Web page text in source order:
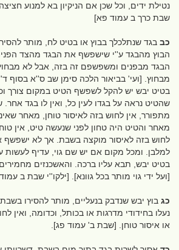
נטילת ידים, וכל שכן אם הניקיון בא למנוע
שבת כרך ב עמוד פא]
כב בגד שנתלכלך בבוץ או בטיט לח, מותר
הבוץ מהבגד ע''י שישפשף את הבגד מהצד
הבגד מבפנים ומשפשפם זה בזה, אבל לא מבחוץ.
מבחוץ. [ועי' בביאור הלכה סימן שב ס''א בסוף
בטיט יבש יש להקל לשפשף הטיט במקום צורך
שהטיט נראה על בגדו לעין כל, ואין לו בגד
מתפורר, אין לחוש בזה לאיסור טוחן, מאחר
מאחר והטיט היה טחון לפני שנעשה טיט, אין
לחוש בזה לאיסור מוקצה בשבת. אך לא ישפשף
למלבן. ומכל מקום אם יש שם גוי, עדיף לעשות
בטיט יבש, תבא עליו ברכה. והאשכנזים
[ועל ידי גוי מותר בכל גוונא]. [ילקו''י שבת ב
כג בוץ יבש שנדבק בנעליים, מותר להסירו
נעלו בחידודי מדרגות או בכותל, וכדומה, ואין
או איסור טוחן. [שבת ב' עמוד פג].